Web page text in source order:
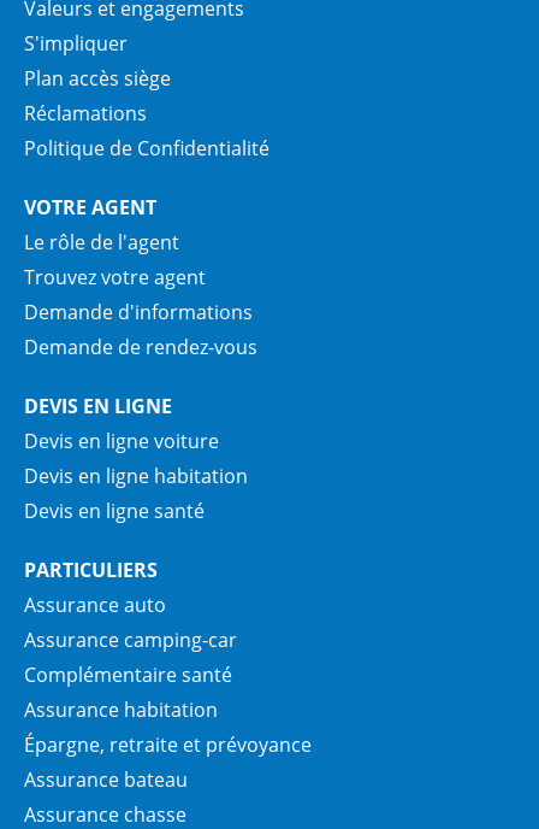
Valeurs et engagements
S'impliquer
Plan accès siège
Réclamations
Politique de Confidentialité
VOTRE AGENT
Le rôle de l'agent
Trouvez votre agent
Demande d'informations
Demande de rendez-vous
DEVIS EN LIGNE
Devis en ligne voiture
Devis en ligne habitation
Devis en ligne santé
PARTICULIERS
Assurance auto
Assurance camping-car
Complémentaire santé
Assurance habitation
Épargne, retraite et prévoyance
Assurance bateau
Assurance chasse